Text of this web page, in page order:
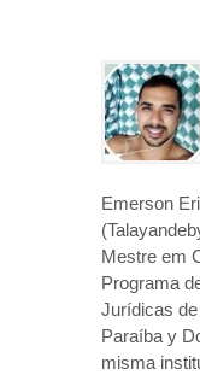
Emerson
Mestre em
Programa
Jurídicas
Paraíba y
misma